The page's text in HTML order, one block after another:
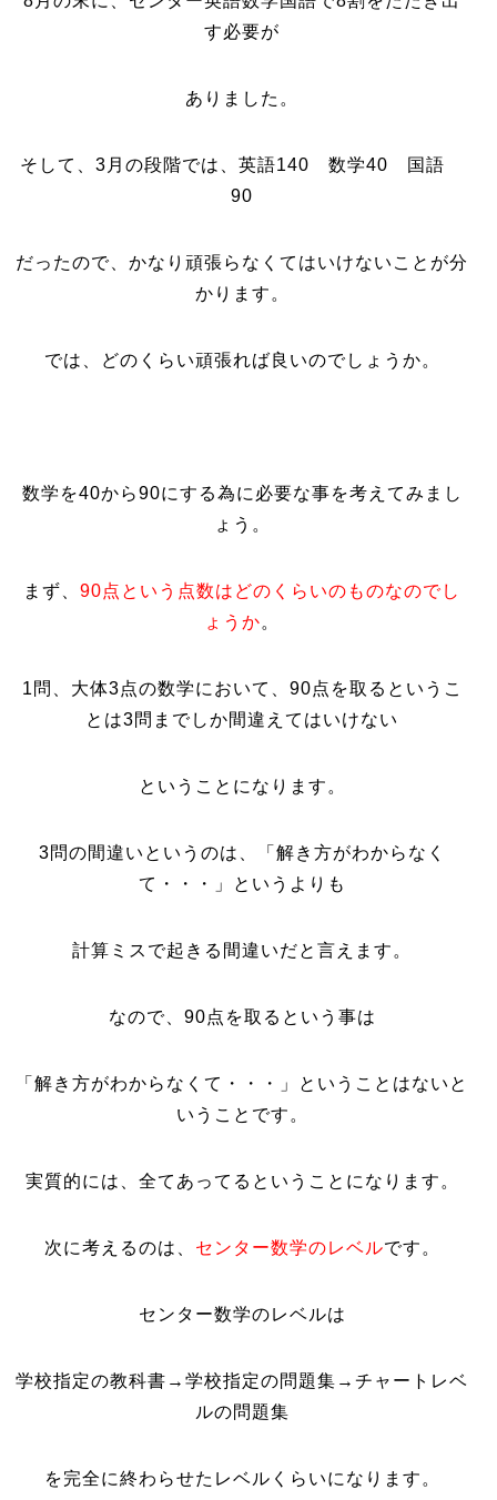
す必要が
ありました。
そして、3月の段階では、英語140 数学40 国語
90
だったので、かなり頑張らなくてはいけないことが分
かります。
では、どのくらい頑張れば良いのでしょうか。
数学を40から90にする為に必要な事を考えてみまし
ょう。
まず、90点という点数はどのくらいのものなのでし
ょうか。
1問、大体3点の数学において、90点を取るというこ
とは3問までしか間違えてはいけない
ということになります。
3問の間違いというのは、「解き方がわからなく
て・・・」というよりも
計算ミスで起きる間違いだと言えます。
なので、90点を取るという事は
「解き方がわからなくて・・・」ということはないと
いうことです。
実質的には、全てあってるということになります。
次に考えるのは、 センター数学のレベルです。
センター数学のレベルは
学校指定の教科書→学校指定の問題集→チャートレベ
ルの問題集
を完全に終わらせたレベルくらいになります。